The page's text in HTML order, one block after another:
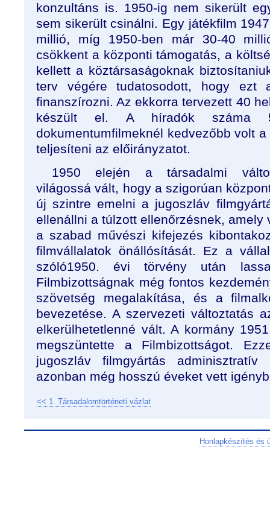
konzultáns is. 1950-ig nem sikerült
sem sikerült csinálni. Egy játékfilm
millió, míg 1950-ben már 30-40
csökkent a központi támogatás, a
kellett a köztársaságoknak
terv végére tudatosodott, hogy ezt
finanszírozni. Az ekkorra tervezett 40
készült el. A híradók száma
dokumentumfilmeknél kedvezőbb volt
teljesíteni az előirányzatot.
1950 elején a társadalmi
világossá vált, hogy a szigorúan
új szintre emelni a jugoszláv
ellenállni a túlzott ellenőrzésnek, amely
a szabad művészi kifejezés
filmvállalatok önállósítását. Ez a
szóló1950. évi törvény után
Filmbizottságnak még fontos
szövetség megalakítása, és a
bevezetése. A szervezeti változtatás
elkerülhetetlenné vált. A kormány
megszüntette a Filmbizottságot.
jugoszláv filmgyártás
azonban még hosszú éveket vett
<< 1. Társadalomtörténeti vázlat
Honlapkészítés és